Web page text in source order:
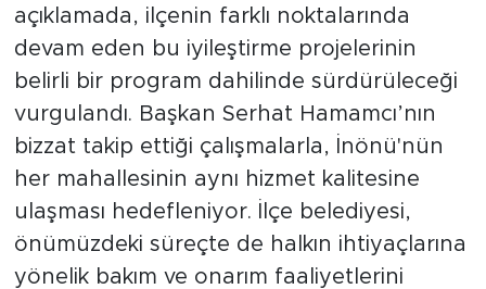
açıklamada, ilçenin farklı noktalarında
devam eden bu iyileştirme projelerinin
belirli bir program dahilinde sürdürüleceği
vurgulandı. Başkan Serhat Hamamcı’nın
bizzat takip ettiği çalışmalarla, İnönü'nün
her mahallesinin aynı hizmet kalitesine
ulaşması hedefleniyor. İlçe belediyesi,
önümüzdeki süreçte de halkın ihtiyaçlarına
yönelik bakım ve onarım faaliyetlerini